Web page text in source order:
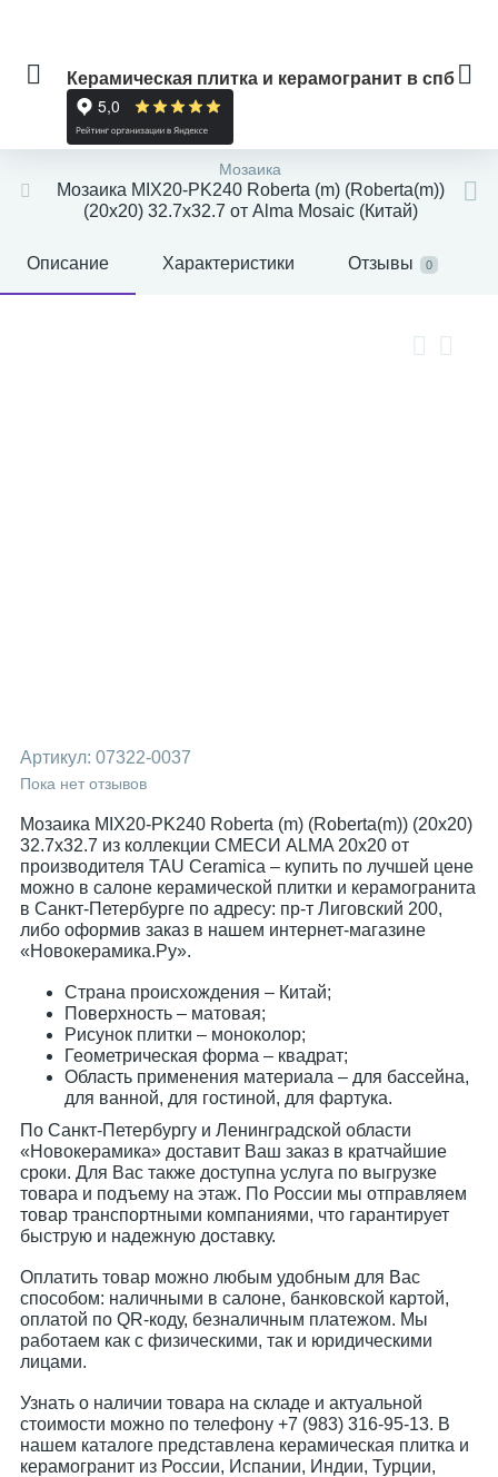
Керамическая плитка и керамогранит в спб
Мозаика
Мозаика MIX20-PK240 Roberta (m) (Roberta(m))
(20x20) 32.7x32.7 от Alma Mosaic (Китай)
Описание Характеристики Отзывы 0
Артикул: 07322-0037
Пока нет отзывов
Мозаика MIX20-PK240 Roberta (m) (Roberta(m)) (20x20)
32.7x32.7 из коллекции СМЕСИ ALMA 20x20 от
производителя TAU Ceramica – купить по лучшей цене
можно в салоне керамической плитки и керамогранита
в Санкт-Петербурге по адресу: пр-т Лиговский 200,
либо оформив заказ в нашем интернет-магазине
«Новокерамика.Ру».
Страна происхождения – Китай;
Поверхность – матовая;
Рисунок плитки – моноколор;
Геометрическая форма – квадрат;
Область применения материала – для бассейна,
для ванной, для гостиной, для фартука.
По Санкт-Петербургу и Ленинградской области
«Новокерамика» доставит Ваш заказ в кратчайшие
сроки. Для Вас также доступна услуга по выгрузке
товара и подъему на этаж. По России мы отправляем
товар транспортными компаниями, что гарантирует
быструю и надежную доставку.
Оплатить товар можно любым удобным для Вас
способом: наличными в салоне, банковской картой,
оплатой по QR-коду, безналичным платежом. Мы
работаем как с физическими, так и юридическими
лицами.
Узнать о наличии товара на складе и актуальной
стоимости можно по телефону +7 (983) 316-95-13. В
нашем каталоге представлена керамическая плитка и
керамогранит из России, Испании, Индии, Турции,